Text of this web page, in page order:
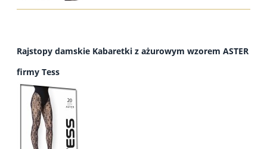
Rajstopy damskie Kabaretki z ażurowym wzorem ASTER
firmy Tess